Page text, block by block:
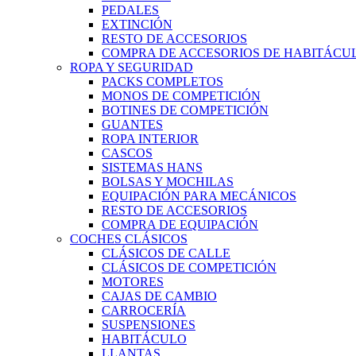
PEDALES
EXTINCIÓN
RESTO DE ACCESORIOS
COMPRA DE ACCESORIOS DE
ROPA Y SEGURIDAD
PACKS COMPLETOS
MONOS DE COMPETICIÓN
BOTINES DE COMPETICIÓN
GUANTES
ROPA INTERIOR
CASCOS
SISTEMAS HANS
BOLSAS Y MOCHILAS
EQUIPACIÓN PARA MECÁNICOS
RESTO DE ACCESORIOS
COMPRA DE EQUIPACIÓN
COCHES CLÁSICOS
CLÁSICOS DE CALLE
CLÁSICOS DE COMPETICIÓN
MOTORES
CAJAS DE CAMBIO
CARROCERÍA
SUSPENSIONES
HABITÁCULO
LLANTAS